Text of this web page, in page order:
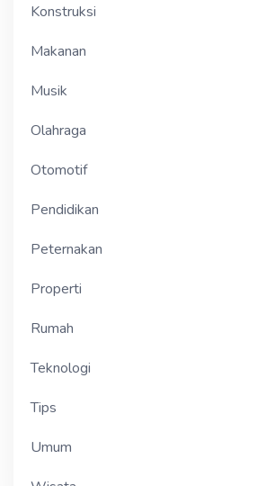
Konstruksi
Makanan
Musik
Olahraga
Otomotif
Pendidikan
Peternakan
Properti
Rumah
Teknologi
Tips
Umum